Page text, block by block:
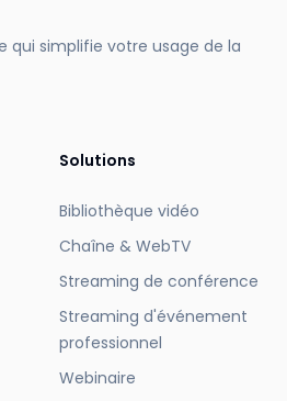
qui simplifie votre usage de la
Solutions
Bibliothèque vidéo
Chaîne & WebTV
Streaming de conférence
Streaming d'événement
professionnel
Webinaire